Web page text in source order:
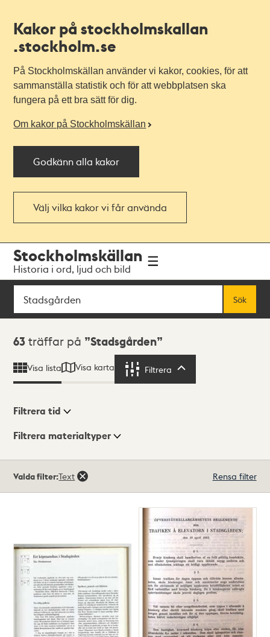
Kakor på stockholmskallan
.stockholm.se
På Stockholmskällan använder vi kakor, cookies, för att
sammanställa statistik och för att webbplatsen ska
fungera på ett bra sätt för dig.
Om kakor på Stockholmskällan
Godkänn alla kakor
Välj vilka kakor vi får använda
navigationen
huvudinnehållet
Stockholmskällan
Historia i ord, ljud och bild
Sök
Sök
Sökresultat
63 träffar på Stadsgården
Visa lista Visa karta Filtrera
Visningsläge
Filtrera tid
Filtrera materialtyper
träffar
Valda filter:Text Rensa filter